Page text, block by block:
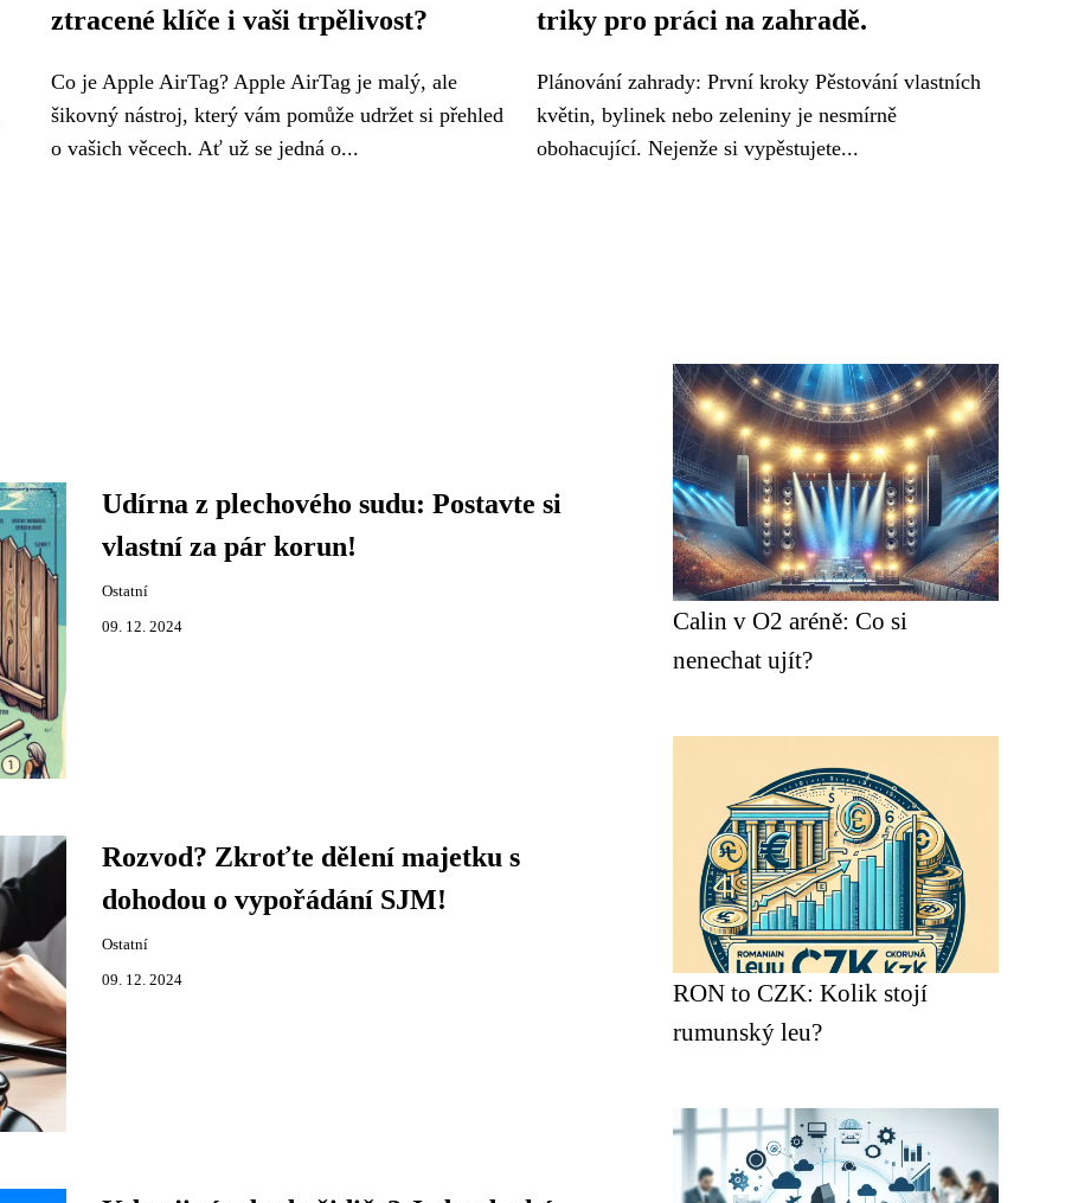
ztracené klíče i vaši trpělivost?
Co je Apple AirTag? Apple AirTag je malý, ale
šikovný nástroj, který vám pomůže udržet si přehled
o vašich věcech. Ať už se jedná o...
triky pro práci na zahradě.
Plánování zahrady: První kroky Pěstování vlastních
květin, bylinek nebo zeleniny je nesmírně
obohacující. Nejenže si vypěstujete...
Udírna z plechového sudu: Postavte si
vlastní za pár korun!
Ostatní
09. 12. 2024
Rozvod? Zkroťte dělení majetku s
dohodou o vypořádání SJM!
Ostatní
09. 12. 2024
Calin v O2 aréně: Co si
nenechat ujít?
RON to CZK: Kolik stojí
rumunský leu?